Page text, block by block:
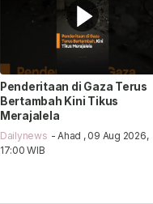
Penderitaan di Gaza Terus
Bertambah Kini Tikus
Merajalela
Dailynews - Ahad , 09 Aug 2026,
17:00 WIB